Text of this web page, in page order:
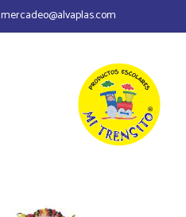
mercadeo@alvaplas.com